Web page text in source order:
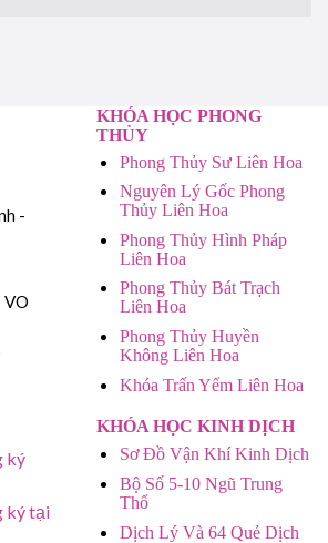
-
VO
ký
ký tại
KHÓA HỌC PHONG
THỦY
Phong Thủy Sư Liên Hoa
Nguyên Lý Gốc Phong
Thủy Liên Hoa
Phong Thủy Hình Pháp
Liên Hoa
Phong Thủy Bát Trạch
Liên Hoa
Phong Thủy Huyền
Không Liên Hoa
Khóa Trấn Yểm Liên Hoa
KHÓA HỌC KINH DỊCH
Sơ Đồ Vận Khí Kinh Dịch
Bộ Số 5-10 Ngũ Trung
Thổ
Dịch Lý Và 64 Quẻ Dịch